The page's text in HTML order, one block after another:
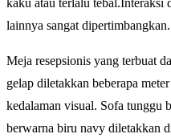
lainnya sangat dipertimbangkan.
Meja resepsionis yang terbuat
gelap diletakkan beberapa
kedalaman visual. Sofa tunggu
berwarna biru navy diletakkan